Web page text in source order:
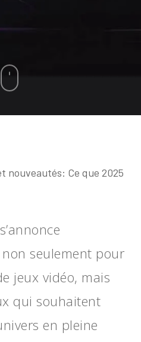
nouveautés: Ce que 2025
seulement pour
jeux vidéo, mais
qui souhaitent
en pleine